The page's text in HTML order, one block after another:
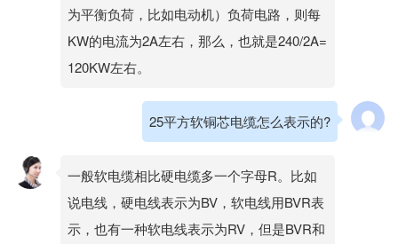
为平衡负荷，比如电动机）负荷电路，则每
KW的电流为2A左右，那么，也就是240/2A=
120KW左右。
25平方软铜芯电缆怎么表示的?
一般软电缆相比硬电缆多一个字母R。比如
说电线，硬电线表示为BV，软电线用BVR表
示，也有一种软电线表示为RV，但是BVR和